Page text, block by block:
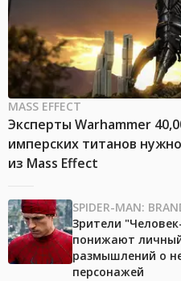
MASS EFFECT
Эксперты Warhammer
имперских титанов
из Mass Effect
SPIDER-MAN:
Зрители
понижают
размышлений о
персонажей